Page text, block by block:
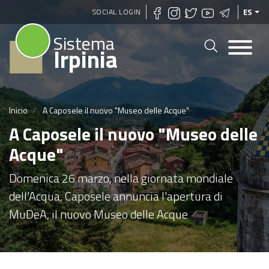
Pasar
al
SOCIAL LOGIN ES
Sistema
Irpinia
Inicio A Caposele il nuovo "Museo delle Acque"
A Caposele il nuovo "Museo delle
Acque"
Domenica 26 marzo, nella giornata mondiale
dell'Acqua, Caposele annuncia l'apertura di
MuDeA, il nuovo Museo delle Acque